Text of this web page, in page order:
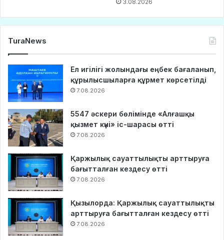
3.08.2026
TuraNews
Ел игілігі жолындағы еңбек бағаланып,
құрылысшыларға құрмет көрсетілді
7.08.2026
5547 әскери бөлімінде «Алғашқы
қызмет күні» іс-шарасы өтті
7.08.2026
Қаржылық сауаттылықты арттыруға
бағытталған кездесу өтті
7.08.2026
Қызылорда: Қаржылық сауаттылықты
арттыруға бағытталған кездесу өтті
7.08.2026